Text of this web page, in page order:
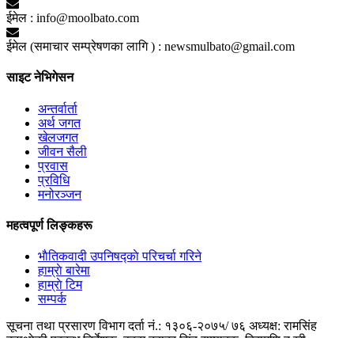
ईमेल : info@moolbato.com
ईमेल (समाचार सम्प्रेषणका लागि ) : newsmulbato@gmail.com
साइट नेभिगेसन
अन्तर्वार्ता
अर्थ जगत
खेलजगत
जीवन सैली
प्रवास
प्रविधि
मनोरञ्जन
महत्वपूर्ण लिङ्कहरू
भाैतिकवादी उपनिषद्काे परिचर्चा गरिने
हाम्राे बारेमा
हाम्राे टिम
सम्पर्क
सूचना तथा प्रसारण विभाग दर्ता नं.: १३०६-२०७५/ ७६ अध्यक्ष: रामसिंह